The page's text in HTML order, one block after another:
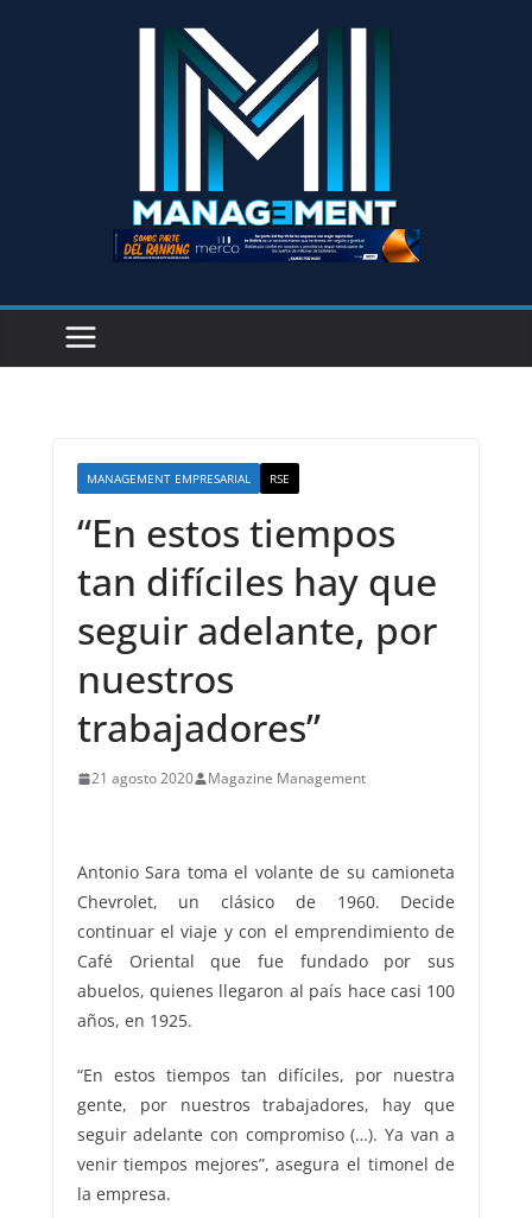
MANAGEMENT EMPRESARIAL RSE
“En estos tiempos
tan difíciles hay que
seguir adelante, por
nuestros
trabajadores”
21 agosto 2020 Magazine Management
Antonio Sara toma el volante de su camioneta
Chevrolet, un clásico de 1960. Decide
continuar el viaje y con el emprendimiento de
Café Oriental que fue fundado por sus
abuelos, quienes llegaron al país hace casi 100
años, en 1925.
“En estos tiempos tan difíciles, por nuestra
gente, por nuestros trabajadores, hay que
seguir adelante con compromiso (…). Ya van a
venir tiempos mejores”, asegura el timonel de
la empresa.